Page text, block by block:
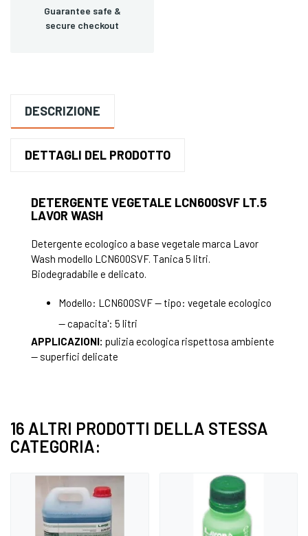
Guarantee safe &
secure checkout
DESCRIZIONE
DETTAGLI DEL PRODOTTO
DETERGENTE VEGETALE LCN600SVF LT.5
LAVOR WASH
Detergente ecologico a base vegetale marca Lavor
Wash modello LCN600SVF. Tanica 5 litri.
Biodegradabile e delicato.
Modello: LCN600SVF — tipo: vegetale ecologico
— capacita': 5 litri
APPLICAZIONI: pulizia ecologica rispettosa ambiente
— superfici delicate
16 ALTRI PRODOTTI DELLA STESSA
CATEGORIA: